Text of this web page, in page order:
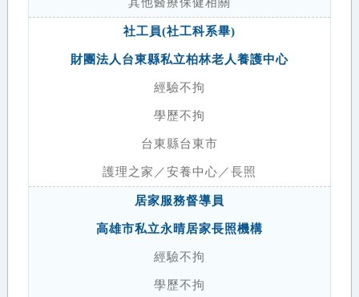
社工員(社工科系畢)
財團法人台東縣私立柏林老人養護中心
經驗不拘
學歷不拘
台東縣台東市
護理之家／安養中心／長照
居家服務督導員
高雄市私立永晴居家長照機構
經驗不拘
學歷不拘